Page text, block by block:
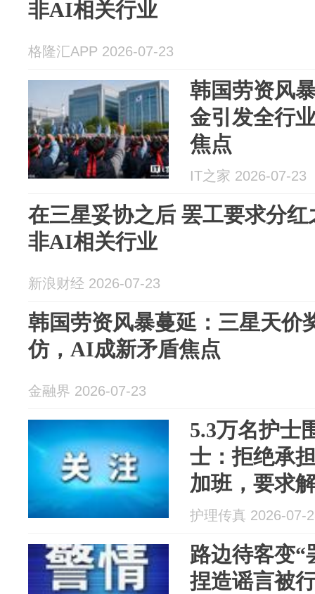
非AI相关行业
格隆汇APP 2026-07-23
韩国劳资风
金引发全行
焦点
IT之家 2026-07-23
在三星妥协之后 罢工要求分
非AI相关行业
新浪财经 2026-07-23
韩国劳资风暴蔓延：三星天价
仿，AI成新矛盾焦点
金融界 2026-07-23
5.3万名护士
士：拒绝承
加班，要求
医护的暴力
护理传真 2026-07-
路边待客变“
捏造谣言被